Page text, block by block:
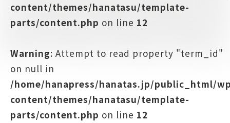
content/themes/hanatasu/template-
parts/content.php on line 12
Warning: Attempt to read property "term_id"
on null in
/home/hanapress/hanatas.jp/public_html/
content/themes/hanatasu/template-
parts/content.php on line 12